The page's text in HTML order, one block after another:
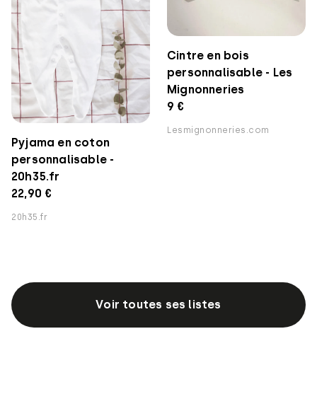
Cintre en bois
personnalisable - Les
Mignonneries
9 €
Lesmignonneries.com
Pyjama en coton
personnalisable -
20h35.fr
22,90 €
20h35.fr
Voir toutes ses listes